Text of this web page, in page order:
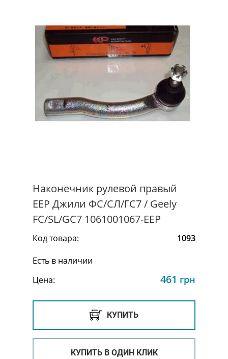
Наконечник рулевой правый
EEP Джили ФС/СЛ/ГС7 / Geely
FC/SL/GC7 1061001067-EEP
Код товара:
1093
Есть в наличии
Цена:
461 грн
КУПИТЬ
КУПИТЬ В ОДИН КЛИК